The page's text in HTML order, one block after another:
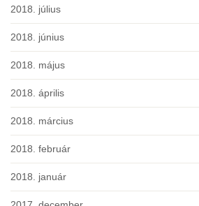
2018. július
2018. június
2018. május
2018. április
2018. március
2018. február
2018. január